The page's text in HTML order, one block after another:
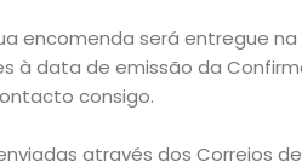
encomenda será entregue
à data de emissão da
consigo.
através dos Correios